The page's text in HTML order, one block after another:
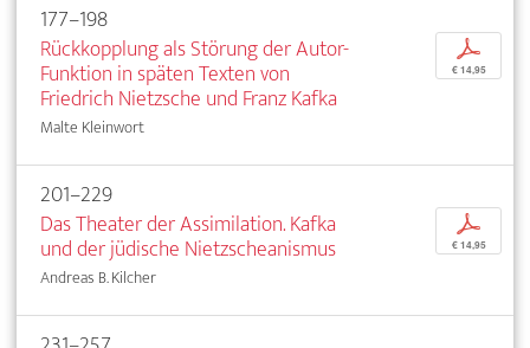
177–198
Rückkopplung als Störung der Autor-
Funktion in späten Texten von
Friedrich Nietzsche und Franz Kafka
Malte Kleinwort
p
€ 14,95
201–229
Das Theater der Assimilation. Kafka
und der jüdische Nietzscheanismus
Andreas B. Kilcher
p
€ 14,95